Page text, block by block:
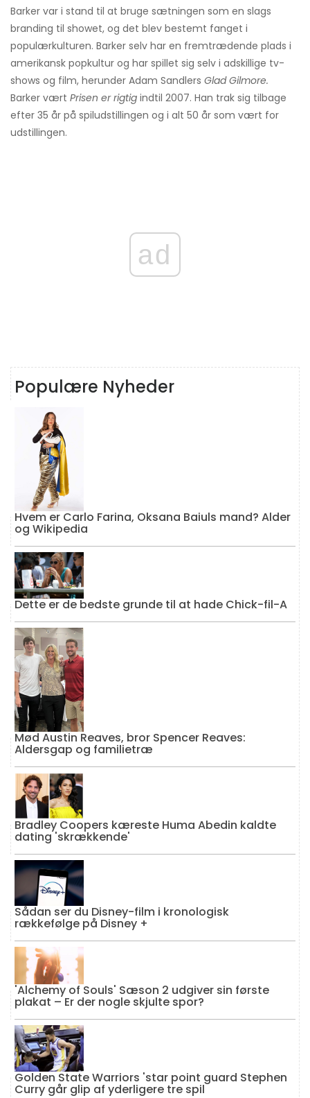
Barker var i stand til at bruge sætningen som en slags
branding til showet, og det blev bestemt fanget i
populærkulturen. Barker selv har en fremtrædende plads i
amerikansk popkultur og har spillet sig selv i adskillige tv-
shows og film, herunder Adam Sandlers Glad Gilmore.
Barker vært Prisen er rigtig indtil 2007. Han trak sig tilbage
efter 35 år på spiludstillingen og i alt 50 år som vært for
udstillingen.
ad
Populære Nyheder
Hvem er Carlo Farina, Oksana Baiuls mand? Alder
og Wikipedia
Dette er de bedste grunde til at hade Chick-fil-A
Mød Austin Reaves, bror Spencer Reaves:
Aldersgap og familietræ
Bradley Coopers kæreste Huma Abedin kaldte
dating 'skrækkende'
Sådan ser du Disney-film i kronologisk
rækkefølge på Disney +
'Alchemy of Souls' Sæson 2 udgiver sin første
plakat – Er der nogle skjulte spor?
Golden State Warriors 'star point guard Stephen
Curry går glip af yderligere tre spil